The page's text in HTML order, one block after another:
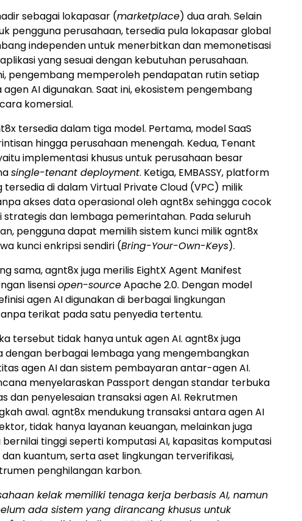
sebagai lokapasar (marketplace) dua arah. Selain
pengguna perusahaan, tersedia pula lokapasar global
independen untuk menerbitkan dan memonetisasi
yang sesuai dengan kebutuhan perusahaan.
pengembang memperoleh pendapatan rutin setiap
agen AI digunakan. Saat ini, ekosistem pengembang
komersial.
tersedia dalam tiga model. Pertama, model SaaS
hingga perusahaan menengah. Kedua, Tenant
implementasi khusus untuk perusahaan besar
single-tenant deployment. Ketiga, EMBASSY, platform
tersedia di dalam Virtual Private Cloud (VPC) milik
akses data operasional oleh agnt8x sehingga cocok
strategis dan lembaga pemerintahan. Pada seluruh
pengguna dapat memilih sistem kunci milik agnt8x
kunci enkripsi sendiri (Bring-Your-Own-Keys).
sama, agnt8x juga merilis EightX Agent Manifest
lisensiopen-sourceApache 2.0. Dengan model
agen AI digunakan di berbagai lingkungan
terikat pada satu penyedia tertentu.
tersebut tidak hanya untuk agen AI. agnt8x juga
dengan berbagai lembaga yang mengembangkan
agen AI dan sistem pembayaran antar-agen AI.
menyelaraskan Passport dengan standar terbuka
dan penyelesaian transaksi agen AI. Rekrutmen
awal. agnt8x mendukung transaksi antara agen AI
tidak hanya layanan keuangan, melainkan juga
tinggi seperti komputasi AI, kapasitas komputasi
kuantum, serta aset lingkungan terverifikasi,
penghilangan karbon.
kelak memiliki tenaga kerja berbasis AI, namun
ada sistem yang dirancang khusus untuk